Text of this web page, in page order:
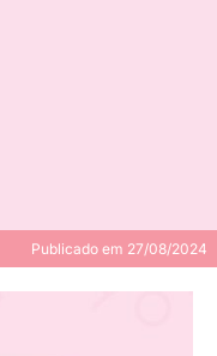
Publicado em 27/08/2024